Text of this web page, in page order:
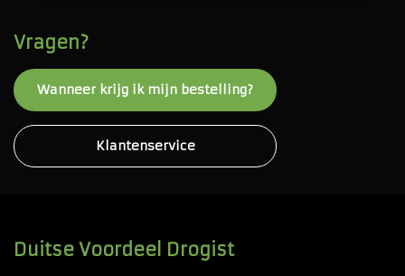
Vragen?
Wanneer krijg ik mijn bestelling?
Klantenservice
Duitse Voordeel Drogist